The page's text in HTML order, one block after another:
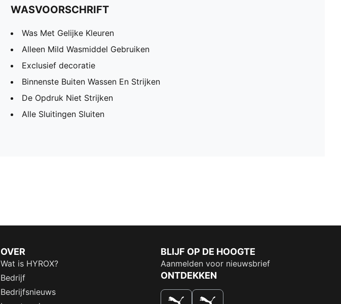
WASVOORSCHRIFT
Was Met Gelijke Kleuren
Alleen Mild Wasmiddel Gebruiken
Exclusief decoratie
Binnenste Buiten Wassen En Strijken
De Opdruk Niet Strijken
Alle Sluitingen Sluiten
OVER
Wat is HYROX?
Bedrijf
Bedrijfsnieuws
BLIJF OP DE HOOGTE
Aanmelden voor nieuwsbrief
ONTDEKKEN